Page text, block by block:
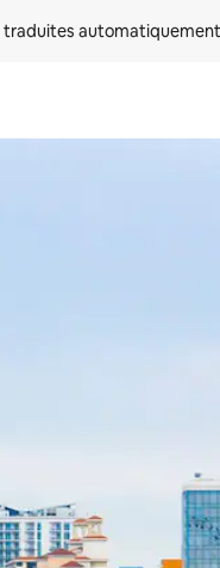
pour les parcourir ou en